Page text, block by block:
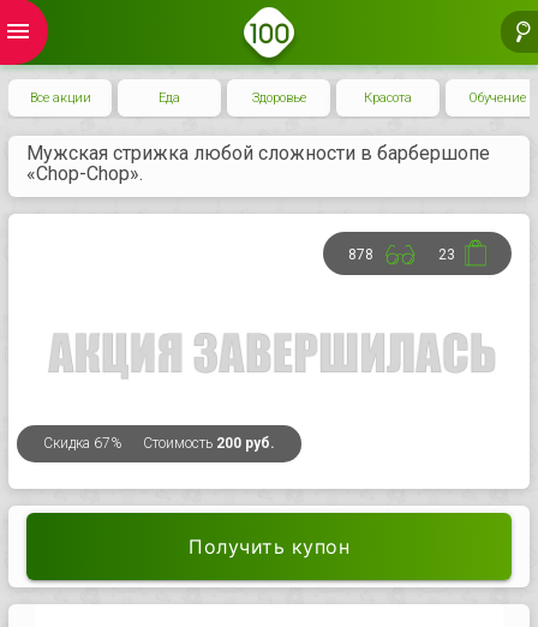
menu
Все акции Еда Здоровье Красота Обучение
Мужская стрижка любой сложности в барбершопе
«Chop-Chop».
Скидка 67% Стоимость 200 руб.
878 23
Получить купон